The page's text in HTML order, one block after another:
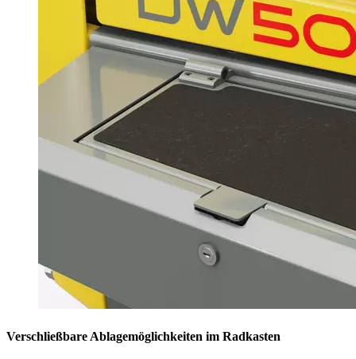
Verschließbare Ablagemöglichkeiten im Radkasten